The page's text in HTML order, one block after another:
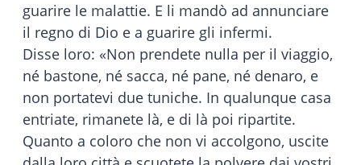
guarire le malattie. E li mandò ad annunciare
il regno di Dio e a guarire gli infermi.
Disse loro: «Non prendete nulla per il viaggio,
né bastone, né sacca, né pane, né denaro, e
non portatevi due tuniche. In qualunque casa
entriate, rimanete là, e di là poi ripartite.
Quanto a coloro che non vi accolgono, uscite